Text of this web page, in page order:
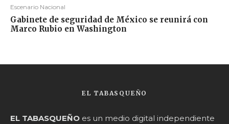
Escenario Nacional
Gabinete de seguridad de México se reunirá con
Marco Rubio en Washington
EL TABASQUEÑO
EL TABASQUEÑO es un medio digital independiente